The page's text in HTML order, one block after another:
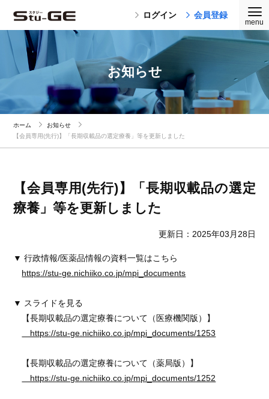
ログイン 会員登録
お知らせ
ホーム
お知らせ
【会員専用(先行)】「長期収載品の選定療養」等を更新しました
【会員専用(先行)】「長期収載品の選定
療養」等を更新しました
更新日：2025年03月28日
▼ 行政情報/医薬品情報の資料一覧はこちら
https://stu-ge.nichiiko.co.jp/mpi_documents
▼ スライドを見る
【長期収載品の選定療養について（医療機関版）】
https://stu-ge.nichiiko.co.jp/mpi_documents/1253
【長期収載品の選定療養について（薬局版）】
https://stu-ge.nichiiko.co.jp/mpi_documents/1252